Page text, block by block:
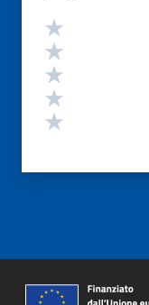
Valutazione